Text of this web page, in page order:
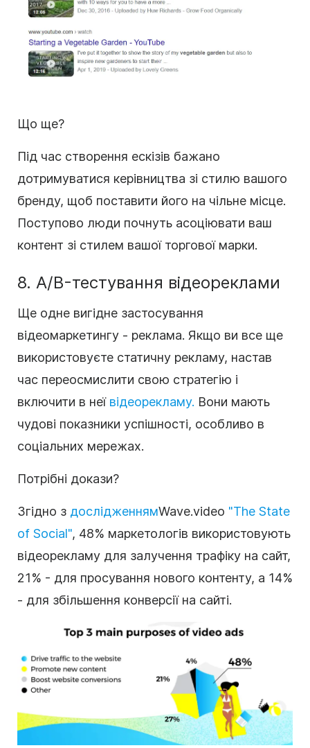
Що ще?
Під час створення ескізів бажано
дотримуватися керівництва зі стилю вашого
бренду, щоб поставити його на чільне місце.
Поступово люди почнуть асоціювати ваш
контент зі стилем вашої торгової марки.
8. A/B-тестування відеореклами
Ще одне вигідне застосування
відеомаркетингу - реклама. Якщо ви все ще
використовуєте статичну рекламу, настав
час переосмислити свою стратегію і
включити в неї відеорекламу. Вони мають
чудові показники успішності, особливо в
соціальних мережах.
Потрібні докази?
Згідно з дослідженнямWave.video "The State
of Social", 48% маркетологів використовують
відеорекламу для залучення трафіку на сайт,
21% - для просування нового контенту, а 14%
- для збільшення конверсії на сайті.